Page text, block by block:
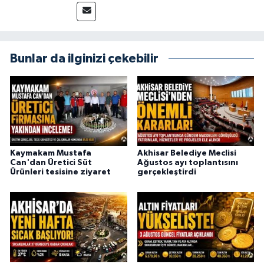
Bunlar da ilginizi çekebilir
Kaymakam Mustafa
Can'dan Üretici Süt
Ürünleri tesisine ziyaret
Akhisar Belediye Meclisi
Ağustos ayı toplantısını
gerçekleştirdi